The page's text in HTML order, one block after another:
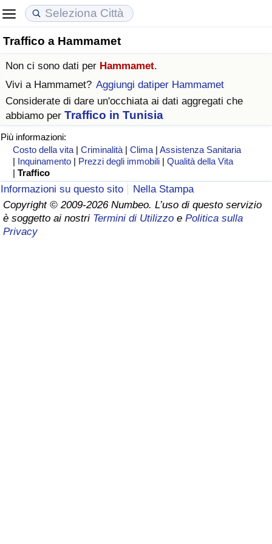
Traffico a Hammamet
Non ci sono dati per Hammamet.
Vivi a Hammamet? Aggiungi datiper Hammamet
Considerate di dare un'occhiata ai dati aggregati che
abbiamo per Traffico in Tunisia
Più informazioni:
Costo della vita |Criminalità |Clima |Assistenza Sanitaria
| Inquinamento | Prezzi degli immobili |Qualità della Vita
|Traffico
Informazioni su questo sito
Nella Stampa
Copyright © 2009-2026 Numbeo. L’uso di questo servizio
è soggetto ai nostri Termini di Utilizzo e Politica sulla
Privacy
Costo della vita
Indice Del Costo Della Vita
Indice del Costo della Vita per Nazione
ad Aqaba
Prezzi degli immobili
Indice del Prezzo delle Case
Indice del Prezzo delle Case per Nazione
Qualità della Vita
Indice della Qualità della Vita (Corrente)
Indice della qualità della vita per Paese
Criminalità
Indice del Tasso di Criminalità (Corrente)
Indice della Criminalità